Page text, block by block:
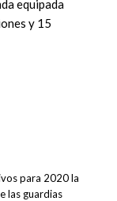
equipada
y 15
para 2020 la
las guardias